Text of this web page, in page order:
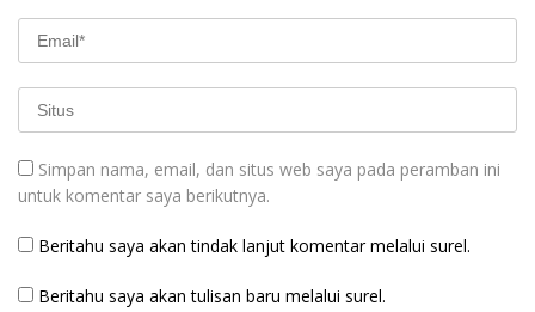
Simpan nama, email, dan situs web saya pada peramban ini
untuk komentar saya berikutnya.
Beritahu saya akan tindak lanjut komentar melalui surel.
Beritahu saya akan tulisan baru melalui surel.